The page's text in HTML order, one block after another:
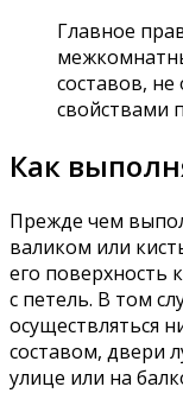
Главное
составов,
свойствами
Как
Прежде чем
валиком или
его поверхность
с петель. В том
осуществляться
составом, двери
улице или на